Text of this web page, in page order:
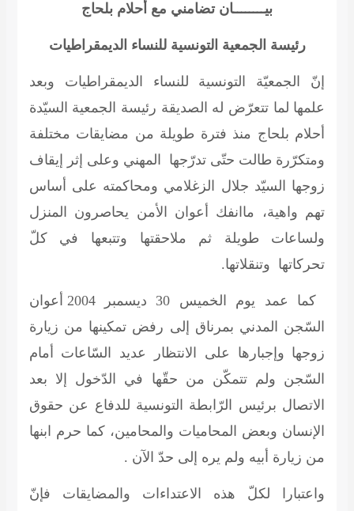
بيــــــــان تضامني مع أحلام بلحاج
رئيسة الجمعية التونسية للنساء الديمقراطيات
إنّ الجمعيّة التونسية للنساء الديمقراطيات وبعد
علمها لما تتعرّض له الصديقة رئيسة الجمعية السيّدة
أحلام بلحاج منذ فترة طويلة من مضايقات مختلفة
ومتكرّرة طالت حتّى تدرّجها المهني وعلى إثر إيقاف
زوجها السيّد جلال الزغلامي ومحاكمته على أساس
تهم واهية، ماانفك أعوان الأمن يحاصرون المنزل
ولساعات طويلة ثم ملاحقتها وتتبعها في كلّ
تحركاتها وتنقلاتها.
كما عمد يوم الخميس 30 ديسمبر 2004 أعوان
السّجن المدني بمرناق إلى رفض تمكينها من زيارة
زوجها وإجبارها على الانتظار عديد السّاعات أمام
السّجن ولم تتمكّن من حقّها في الدّخول إلا بعد
الاتصال برئيس الرّابطة التونسية للدفاع عن حقوق
الإنسان وبعض المحاميات والمحامين، كما حرم ابنها
من زيارة أبيه ولم يره إلى حدّ الآن .
واعتبارا لكلّ هذه الاعتداءات والمضايقات فإنّ